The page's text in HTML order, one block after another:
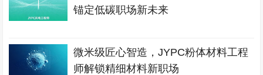
锚定低碳职场新未来
微米级匠心智造，JYPC粉体材料工程
师解锁精细材料新职场